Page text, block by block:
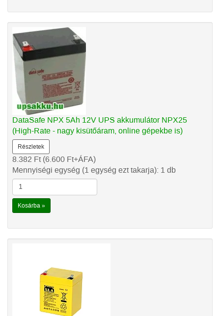
DataSafe NPX 5Ah 12V UPS akkumulátor NPX25
(High-Rate - nagy kisütőáram, online gépekbe is)
Részletek
8.382 Ft(6.600 Ft+ÁFA)
Mennyiségi egység (1 egység ezt takarja): 1 db
Kosárba »